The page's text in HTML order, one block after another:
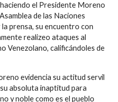
el Presidente Moreno
de las Naciones
prensa, su encuentro con
realizeo ataques al
Venezolano, calificándoles de
evidencia su actitud servil
absoluta inaptitud para
y noble como es el pueblo